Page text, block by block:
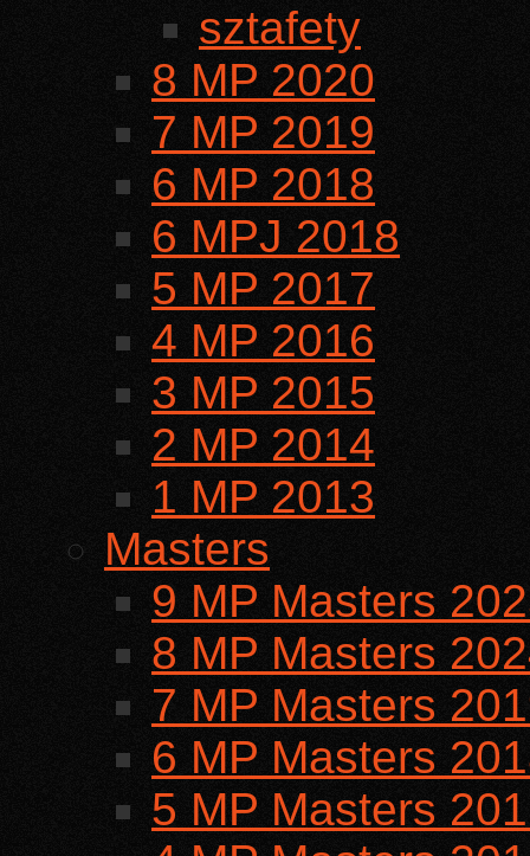
sztafety
8 MP 2020
7 MP 2019
6 MP 2018
6 MPJ 2018
5 MP 2017
4 MP 2016
3 MP 2015
2 MP 2014
1 MP 2013
Masters
9 MP Masters
8 MP Masters
7 MP Masters
6 MP Masters
5 MP Masters